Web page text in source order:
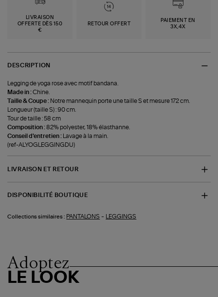
LIVRAISON
OFFERTE DÈS 150
€
RETOUR OFFERT
PAIEMENT EN
3X,4X
DESCRIPTION
Legging de yoga rose avec motif bandana.
Made in :Chine.
Taille & Coupe : Notre mannequin porte une taille S et mesure 172 cm.
Longueur (taille S) : 90 cm.
Tour de taille : 58 cm
Composition :82% polyester, 18% élasthanne.
Conseil d'entretien :
Lavage à la main.
(ref-ALYOGLEGGINGDU)
LIVRAISON ET RETOUR
DISPONIBILITÉ BOUTIQUE
Collections similaires : PANTALONS - LEGGINGS
Adoptez
LE LOOK